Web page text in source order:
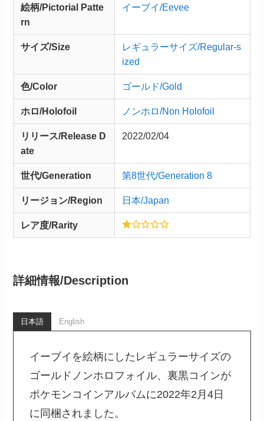
絵柄/Pictorial Patte
rn
イーブイ/Eevee
サイズ/Size
レギュラーサイズ/Regular-s
ized
色/Color ゴールド/Gold
ホロ/Holofoil ノンホロ/Non Holofoil
リリース/Release D
ate
2022/02/04
世代/Generation 第8世代/Generation 8
リージョン/Region 日本/Japan
レア度/Rarity
詳細情報/Description
日本語 English
イーブイを絵柄にしたレギュラーサイズの
ゴールドノンホロフォイル、裏黒コインが
ポケモンコインアルバムに2022年2月4日
に同梱されました。